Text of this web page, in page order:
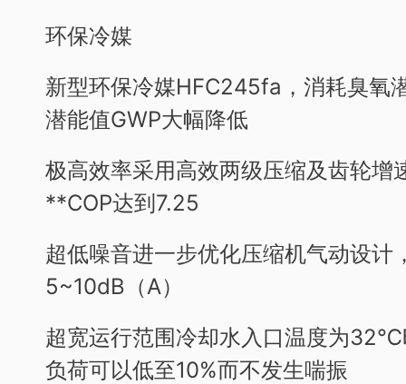
环保冷媒
新型环保冷媒HFC245fa，消耗臭氧
潜能值GWP大幅降低
极高效率采用高效两级压缩及齿轮增
**COP达到7.25
超低噪音进一步优化压缩机气动设计
5~10dB（A）
超宽运行范围冷却水入口温度为32℃
负荷可以低至10%而不发生喘振